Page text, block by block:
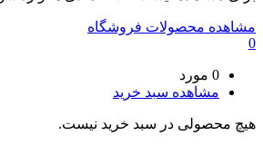
مشاهده محصولات فروشگاه
0
0 مورد
مشاهده سبد خرید
هیچ محصولی در سبد خرید نیست.